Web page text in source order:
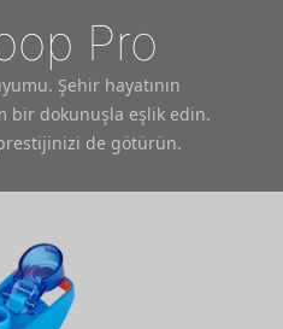
Pro
Şehir hayatının
bir dokunuşla eşlik edin.
de götürün.